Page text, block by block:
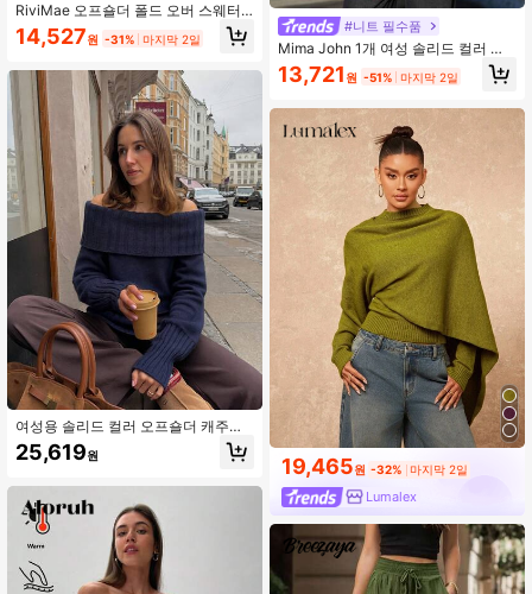
RiviMae 오프숄더 폴드 오버 스웨터,
긴팔 상의 니트 풀오버 가을 겨울 스웨
터
14,527원 -31% 마지막 2일
여성용 솔리드 컬러 오프숄더 캐주얼
데일리 긴팔 스웨터
25,619원
#니트 필수품
Mima John 1개 여성 솔리드 컬러 루
즈 오프 숄더 긴팔 스웨터, 가을 여성
의류
13,721 원 -51% 마지막 2일
19,465원 -32% 마지막 2일
Lumalex